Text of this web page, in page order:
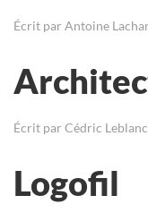
Écrit par Antoine
Écrit par Cédric Leblanc
Logofil